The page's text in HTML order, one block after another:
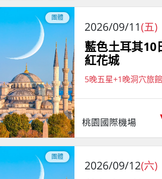
團體
2026/09/11(五)
藍色土耳其10
紅花城
5晚五星+1晚洞穴旅館
桃園國際機場
團體
2026/09/12(六)